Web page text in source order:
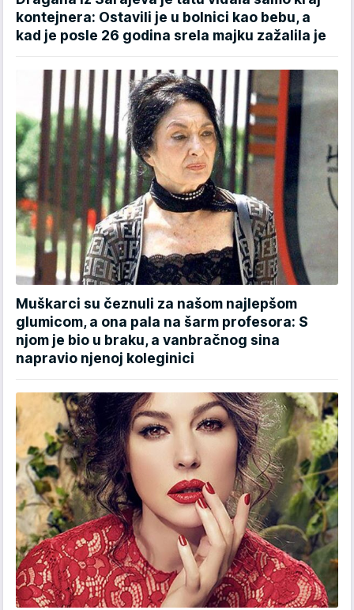
kontejnera: Ostavili je u bolnici kao bebu, a
kad je posle 26 godina srela majku zažalila je
Muškarci su čeznuli za našom najlepšom
glumicom, a ona pala na šarm profesora: S
njom je bio u braku, a vanbračnog sina
napravio njenoj koleginici